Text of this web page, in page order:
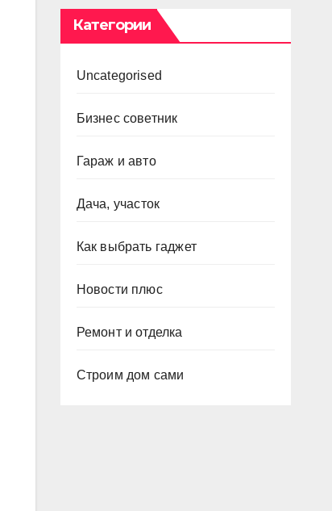
Категории
Uncategorised
Бизнес советник
Гараж и авто
Дача, участок
Как выбрать гаджет
Новости плюс
Ремонт и отделка
Строим дом сами